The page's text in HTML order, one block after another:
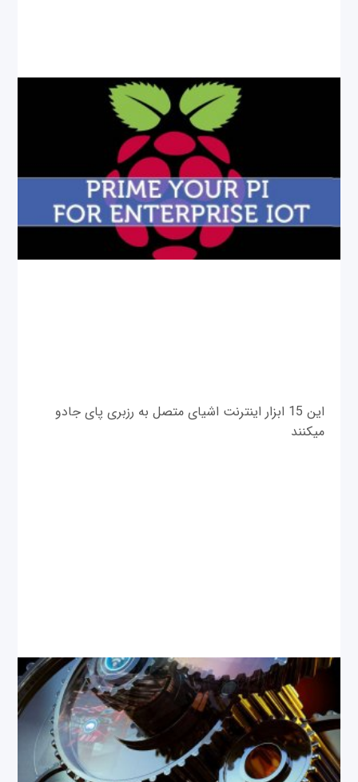
این 15 ابزار اینترنت اشیای متصل به رزبری پای جادو
می‎کنند